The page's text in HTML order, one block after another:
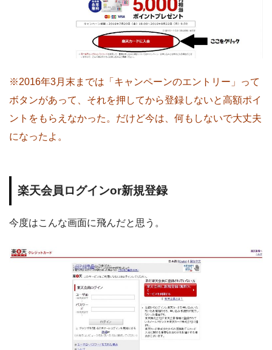
※2016年3月末までは「キャンペーンのエントリー」って
ボタンがあって、それを押してから登録しないと高額ポイ
ントをもらえなかった。だけど今は、何もしないで大丈夫
になったよ。
楽天会員ログインor新規登録
今度はこんな画面に飛んだと思う。